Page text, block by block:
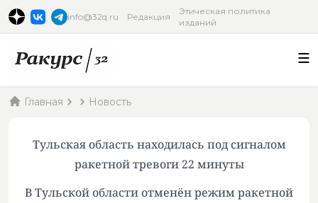
info@32q.ru Редакция
Этическая политика
изданий
Главная Новость
Тульская область находилась под сигналом
ракетной тревоги 22 минуты
В Тульской области отменён режим ракетной